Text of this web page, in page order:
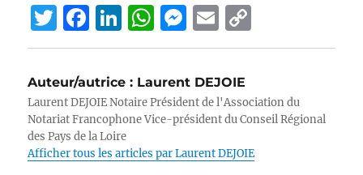
T
w
it
te
r
F
a
c
e
b
o
Li
n
e
d
I
W
h
s
A
p
M
e
ss
e
n
g
E
m
ai
l
o
y
Li
n
Auteur/autrice : Laurent DEJOIE
Laurent DEJOIE Notaire Président de l'Association du
Notariat Francophone Vice-président du Conseil Régional
des Pays de la Loire
Afficher tous les articles par Laurent DEJOIE